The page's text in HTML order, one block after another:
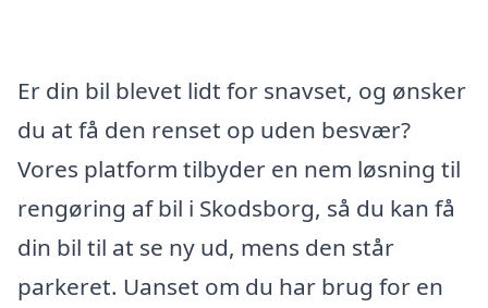
Er din bil blevet lidt for snavset, og ønsker
du at få den renset op uden besvær?
Vores platform tilbyder en nem løsning til
rengøring af bil i Skodsborg, så du kan få
din bil til at se ny ud, mens den står
parkeret. Uanset om du har brug for en